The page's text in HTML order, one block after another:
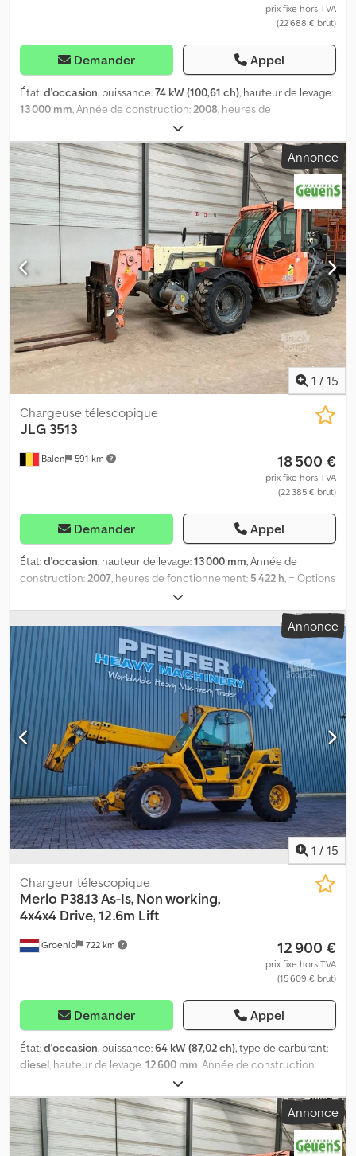
prix fixe hors TVA
(22 688 € brut)
Demander Appel
État:d'occasion, puissance:74 kW (100,61 ch), hauteur de levage:
13 000 mm, Année de construction:2008, heures de
, = Options et accessoires
supplémentaires = - Fourche de chargement Dkjdpfx
Afezlpthotsr = Informations complémentaires = Poids à vide : 10
750 kg Capacité de levage : 3 500 kg Pour plus d'informations,
veuillez contacter Geert Geuens.
Annonce
1 / 15
Balen 591 km
Chargeuse télescopique
JLG 3513
18 500 €
prix fixe hors TVA
(22 385 € brut)
Demander Appel
État:d'occasion, hauteur de levage:13 000 mm, Année de
construction:2007, heures de fonctionnement: 5 422 h, = Options
et accessoires supplémentaires = - Fourche de chargement =
Informations complémentaires = Dkjdpfx Afjzlhrpotsr Poids à vide :
10 710 kg Capacité de levage : 3 500 kg Pour plus d’informations,
veuillez contacter Geert Geuens.
Annonce
1 / 15
Groenlo 722 km
Chargeur télescopique
Merlo P38.13 As-Is, Non working,
4x4x4 Drive, 12.6m Lift
12 900 €
prix fixe hors TVA
(15 609 € brut)
Demander Appel
État:d'occasion, puissance:64 kW (87,02 ch), type de carburant:
diesel, hauteur de levage:12 600 mm, Année de construction:
, heures de fonctionnement:
Dkjdpfx Aeyikdhsfter Marque du moteur : Perkins Capacité de
levage : 3 800 kg Dimensions du compartiment de chargement :
695 x 222 x 244 cm Vitesse maximale : 40 km/h Numéro de série :
B8157268 État des pneus avant : 50 % État des pneus arrière : 50
Annonce